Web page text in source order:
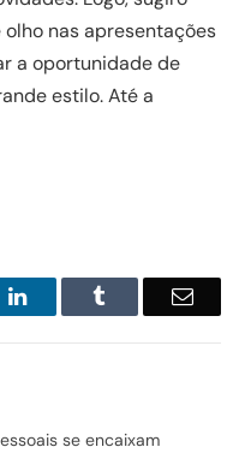
nas apresentações
a oportunidade de
estilo. Até a
LinkedIn Email
se encaixam